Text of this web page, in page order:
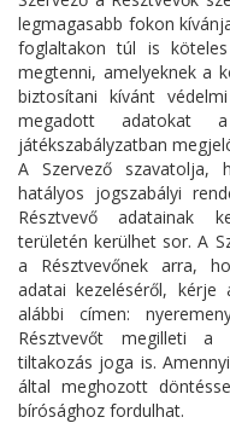
legmagasabb fokon
foglaltakon túl is
megtenni, amelyeknek a
biztosítani kívánt
megadott adatokat
játékszabályzatban
A Szervező szavatolja,
hatályos jogszabályi
Résztvevő adatainak
területén kerülhet sor. A
a Résztvevőnek arra,
adatai kezeléséről,
alábbi címen:
Résztvevőt megilleti a
tiltakozás joga is.
által meghozott
bírósághoz fordulhat.